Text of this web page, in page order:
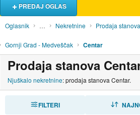
PREDAJ OGLAS
Oglasnik … Nekretnine Prodaja stanova
Gornji Grad - Medveščak Centar
Prodaja stanova
Njuškalo nekretnine: prodaja stanova Centar.
FILTERI